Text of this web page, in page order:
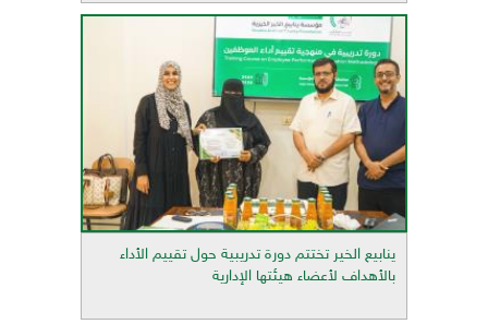
ينابيع الخير تختتم دورة تدريبية حول تقييم الأداء
بالأهداف لأعضاء هيئتها الإدارية